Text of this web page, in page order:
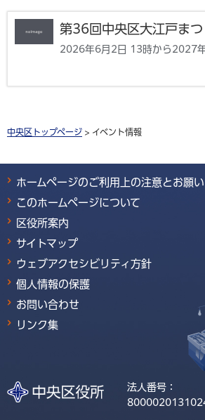
第36回中央区大江戸ま
2026年6月2日 13時から2027
中央区トップページ > イベント情報
ホームページのご利用上の注意とお願い
このホームページについて
区役所案内
サイトマップ
ウェブアクセシビリティ方針
個人情報の保護
お問い合わせ
リンク集
法人番号：